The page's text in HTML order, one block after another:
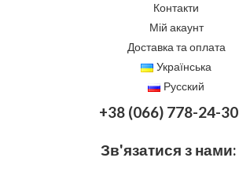
Контакти
Мій акаунт
Доставка та оплата
Українська
Русский
+38 (066) 778-24-30
Зв'язатися з нами: